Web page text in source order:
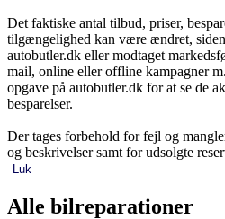
Det faktiske antal tilbud, priser,
tilgængelighed kan være ændret,
autobutler.dk eller modtaget
mail, online eller offline kampagner
opgave på autobutler.dk for at se de
besparelser.
Der tages forbehold for fejl og
og beskrivelser samt for udsolgte
Luk
Alle bilreparationer